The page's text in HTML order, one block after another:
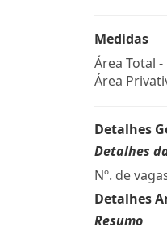
Medidas
Área Total -
Área
Detalhes
Detalhes
Nº. de
Detalhes
Resumo